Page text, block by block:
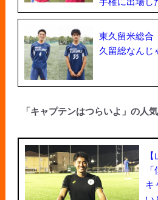
東久留米総合
久留総なんじ
「キャプテンはつらいよ」の人
キ